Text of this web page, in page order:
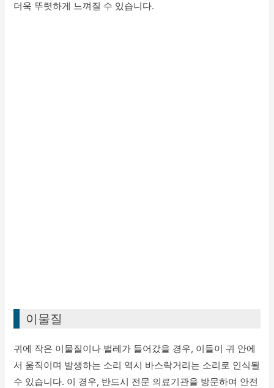
더욱 뚜렷하게 느껴질 수 있습니다.
이물질
귀에 작은 이물질이나 벌레가 들어갔을 경우, 이들이 귀 안에
서 움직이며 발생하는 소리 역시 바스락거리는 소리로 인식될
수 있습니다. 이 경우, 반드시 전문 의료기관을 방문하여 안전